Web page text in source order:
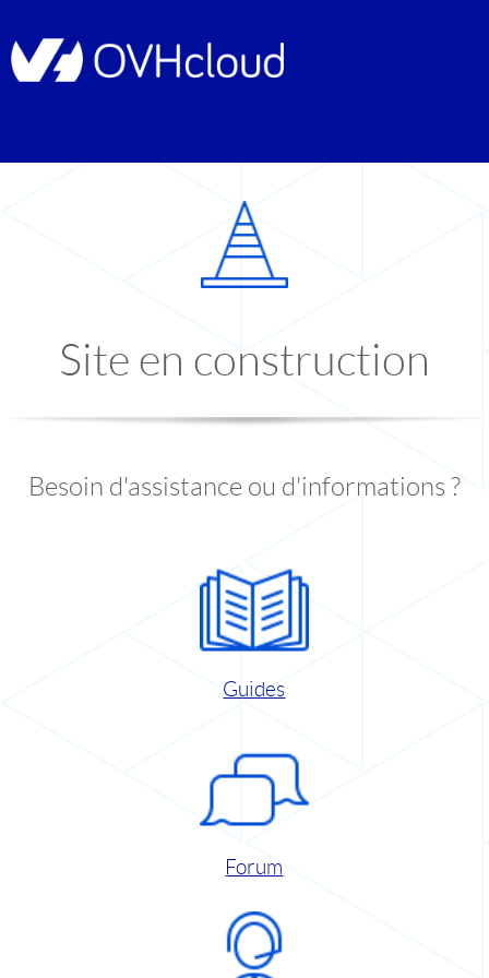
Site en construction
Besoin d'assistance ou d'informations ?
Guides
Forum